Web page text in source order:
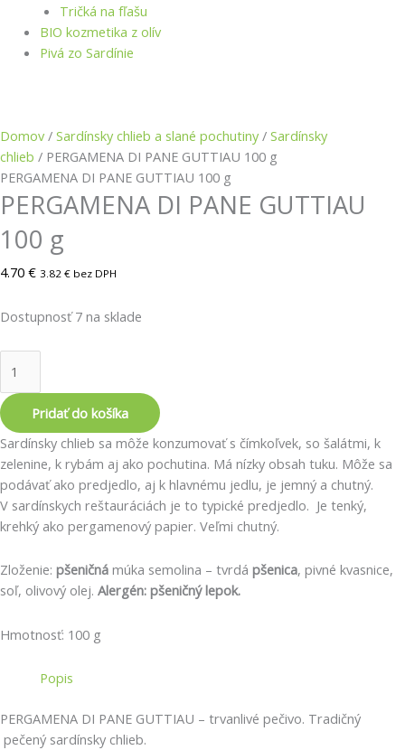
Tričká na fľašu
BIO kozmetika z olív
Pivá zo Sardínie
Domov / Sardínsky chlieb a slané pochutiny / Sardínsky
chlieb / PERGAMENA DI PANE GUTTIAU 100 g
PERGAMENA DI PANE GUTTIAU 100 g
PERGAMENA DI PANE GUTTIAU
100 g
4.70 € 3.82 € bez DPH
Dostupnosť 7 na sklade
Pridať do košíka
Sardínsky chlieb sa môže konzumovať s čímkoľvek, so šalátmi, k
zelenine, k rybám aj ako pochutina. Má nízky obsah tuku. Môže sa
podávať ako predjedlo, aj k hlavnému jedlu, je jemný a chutný.
V sardínskych reštauráciách je to typické predjedlo. Je tenký,
krehký ako pergamenový papier. Veľmi chutný.
Zloženie: pšeničná múka semolina – tvrdá pšenica, pivné kvasnice,
soľ, olivový olej. Alergén: pšeničný lepok.
Hmotnosť: 100 g
Popis
PERGAMENA DI PANE GUTTIAU – trvanlivé pečivo. Tradičný
pečený sardínsky chlieb.